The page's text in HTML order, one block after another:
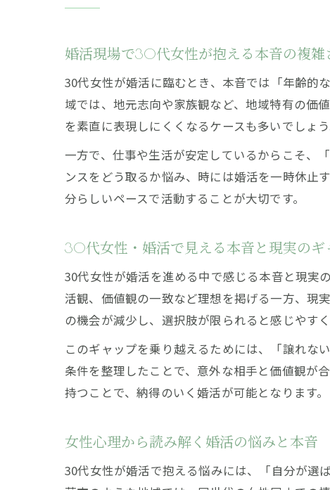
婚活現場で30代女性が抱える本音の複雑
30代女性が婚活に臨むとき、本音では「年齢的
域では、地元志向や家族観など、地域特有の価
を素直に表現しにくくなるケースも多いでしょう
一方で、仕事や生活が安定しているからこそ、
ンスをどう取るか悩み、時には婚活を一時休止
分らしいペースで活動することが大切です。
30代女性・婚活で見える本音と現実のギ
30代女性が婚活を進める中で感じる本音と現実
活観、価値観の一致など理想を掲げる一方、現
の機会が減少し、選択肢が限られると感じやすく
このギャップを乗り越えるためには、「譲れな
条件を整理したことで、意外な相手と価値観が
持つことで、納得のいく婚活が可能となります。
女性心理から読み解く婚活の悩みと本音
30代女性が婚活で抱える悩みには、「自分が選